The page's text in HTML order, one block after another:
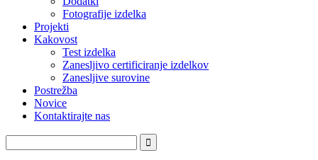
Fotografije izdelka
Projekti
Kakovost
Test izdelka
Zanesljivo certificiranje izdelkov
Zanesljive surovine
Postrežba
Novice
Kontaktirajte nas